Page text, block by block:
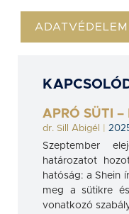
ADATVÉDELEM
APRÓ SÜTI –
dr. Sill Abigél
Szeptember
határozatot
hatóság: a Shein
meg a sütikre
vonatkozó